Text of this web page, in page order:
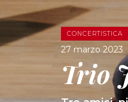
CONCERTISTICA
27 marzo 2023
Trio